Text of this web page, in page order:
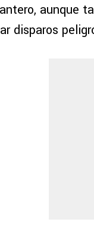
aunque
disparos